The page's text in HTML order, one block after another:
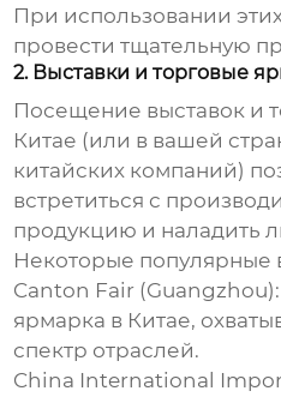
При использовании
провести тщательную
2. Выставки и торговые
Посещение выставок и
Китае (или в вашей
китайских компаний)
встретиться с
продукцию и наладить
Некоторые популярные
Canton Fair
ярмарка в Китае,
спектр отраслей.
China International